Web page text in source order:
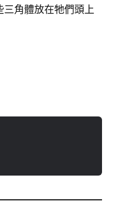
角體放在牠們頭上